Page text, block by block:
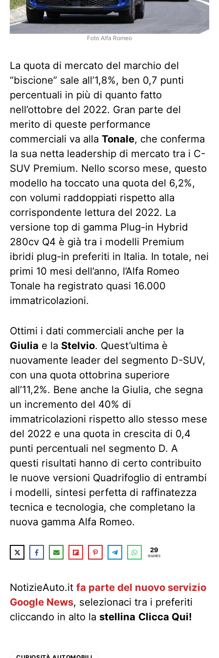
Foto Alfa Romeo
La quota di mercato del marchio del
“biscione” sale all’1,8%, ben 0,7 punti
percentuali in più di quanto fatto
nell’ottobre del 2022. Gran parte del
merito di queste performance
commerciali va alla Tonale, che conferma
la sua netta leadership di mercato tra i C-
SUV Premium. Nello scorso mese, questo
modello ha toccato una quota del 6,2%,
con volumi raddoppiati rispetto alla
corrispondente lettura del 2022. La
versione top di gamma Plug-in Hybrid
280cv Q4 è già tra i modelli Premium
ibridi plug-in preferiti in Italia. In totale, nei
primi 10 mesi dell’anno, l’Alfa Romeo
Tonale ha registrato quasi 16.000
immatricolazioni.
Ottimi i dati commerciali anche per la
Giulia e la Stelvio. Quest’ultima è
nuovamente leader del segmento D-SUV,
con una quota ottobrina superiore
all’11,2%. Bene anche la Giulia, che segna
un incremento del 40% di
immatricolazioni rispetto allo stesso mese
del 2022 e una quota in crescita di 0,4
punti percentuali nel segmento D. A
questi risultati hanno di certo contribuito
le nuove versioni Quadrifoglio di entrambi
i modelli, sintesi perfetta di raffinatezza
tecnica e tecnologia, che completano la
nuova gamma Alfa Romeo.
29
SHARES
NotizieAuto.it fa parte del nuovo servizio
Google News, selezionaci tra i preferiti
cliccando in alto la stellina Clicca Qui!